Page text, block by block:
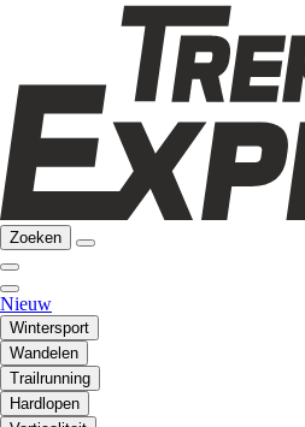
Zoeken
Nieuw
Wintersport
Wandelen
Trailrunning
Hardlopen